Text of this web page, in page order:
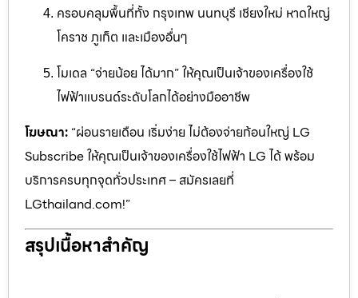
ครอบคลุมพื้นที่ทั้ง กรุงเทพ นนทบุรี เชียงใหม่ หาดใหญ่
โคราช ภูเก็ต และเมืองอื่นๆ
โมเดล “จ่ายน้อย ได้มาก” ให้คุณเป็นเจ้าของเครื่องใช้
ไฟฟ้าแบรนด์ระดับโลกได้อย่างมืออาชีพ
โฆษณา: “ผ่อนรายเดือน เริ่มง่าย ไม่ต้องจ่ายก้อนใหญ่ LG
Subscribe ให้คุณเป็นเจ้าของเครื่องใช้ไฟฟ้า LG ได้ พร้อม
บริการครบทุกจุดทั่วประเทศ – สมัครเลยที่
LGthailand.com!”
สรุปเนื้อหาสำคัญ